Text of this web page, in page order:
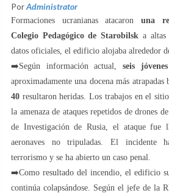
PorAdministrator
Formaciones ucranianas atacaron una
Colegio Pedagógico de Starobilsk a altas
datos oficiales, el edificio alojaba alrededor
➡️Según información actual,seis
aproximadamente una docena más
40 resultaron heridas. Los trabajos en el
la amenaza de ataques repetidos de drones
de Investigación de Rusia, el ataque fue
aeronaves no tripuladas. El incidente
terrorismo y se ha abierto un caso penal.
➡️Como resultado del incendio, el edificio
continúa colapsándose. Según el jefe de la